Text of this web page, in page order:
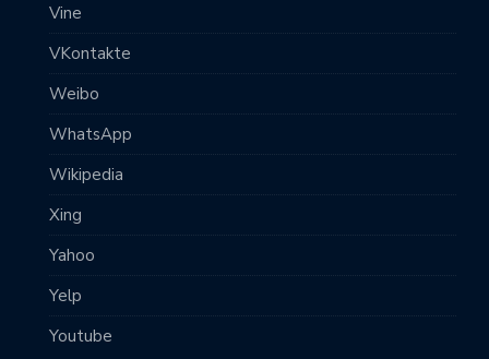
Vine
VKontakte
Weibo
WhatsApp
Wikipedia
Xing
Yahoo
Yelp
Youtube